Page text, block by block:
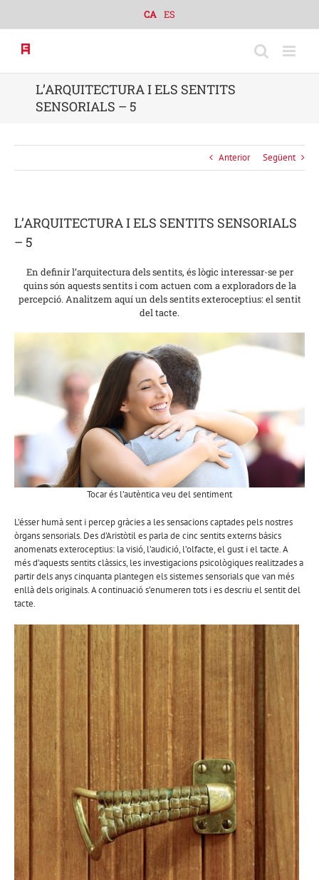
content
CA ES
L’ARQUITECTURA I ELS SENTITS
SENSORIALS – 5
Anterior Següent
L’ARQUITECTURA I ELS SENTITS SENSORIALS
– 5
En definir l’arquitectura dels sentits, és lògic interessar-se per
quins són aquests sentits i com actuen com a exploradors de la
percepció. Analitzem aquí un dels sentits exteroceptius: el sentit
del tacte.
Tocar és l’autèntica veu del sentiment
L’ésser humà sent i percep gràcies a les sensacions captades pels nostres
òrgans sensorials. Des d’Aristòtil es parla de cinc sentits externs bàsics
anomenats exteroceptius: la visió, l’audició, l’olfacte, el gust i el tacte. A
més d’aquests sentits clàssics, les investigacions psicològiques realitzades a
partir dels anys cinquanta plantegen els sistemes sensorials que van més
enllà dels originals. A continuació s’enumeren tots i es descriu el sentit del
tacte.